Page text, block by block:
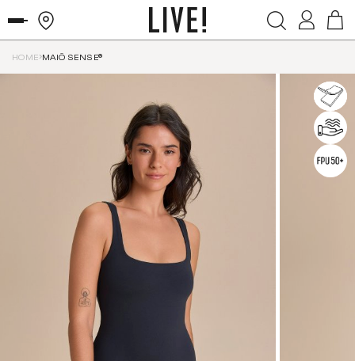
HOME MAIÔ SENSE®